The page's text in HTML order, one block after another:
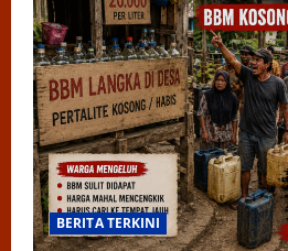
BERITA TERKINI